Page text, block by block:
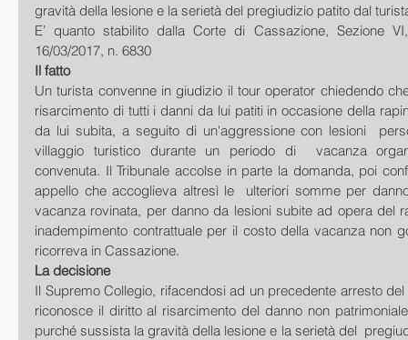
gravità della lesione e la serietà del pregiudizio patito dal
E’ quanto stabilito dalla Corte di Cassazione, Sezione
16/03/2017, n. 6830
Il fatto
Un turista convenne in giudizio il tour operator chiedendo
risarcimento di tutti i danni da lui patiti in occasione della
da lui subita, a seguito di un'aggressione con lesioni
villaggio turistico durante un periodo di  vacanza
convenuta. Il Tribunale accolse in parte la domanda, poi
appello che accoglieva altresì le  ulteriori somme per
vacanza rovinata, per danno da lesioni subite ad opera del
inadempimento contrattuale per il costo della vacanza non
ricorreva in Cassazione.
La decisione
Il Supremo Collegio, rifacendosi ad un precedente arresto
riconosce il diritto al risarcimento del danno non
purché sussista la gravità della lesione e la serietà del